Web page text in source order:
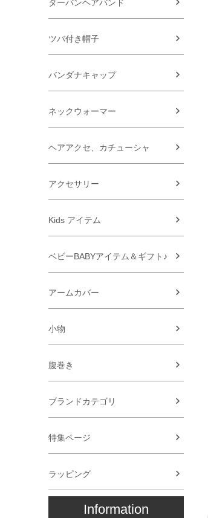
ターバンヘアバンド
ツバ付き帽子
バンダナキャップ
ネックウォーマー
ヘアアクセ、カチューシャ
アクセサリー
Kids アイテム
ベビーBABYアイテム＆ギフト♪
アームカバー
小物
腹巻き
ブランドカテゴリ
特集ページ
ラッピング
Information